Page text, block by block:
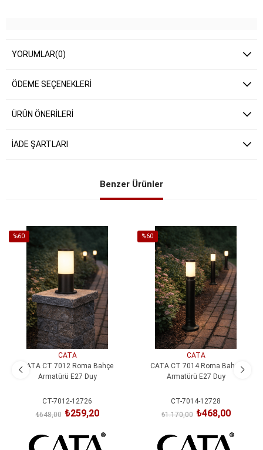
YORUMLAR(0)
ÖDEME SEÇENEKLERI
ÜRÜN ÖNERILERI
İADE ŞARTLARI
Benzer Ürünler
%60
%60İndirim
CATA
CATA CT 7012 Roma Bahçe
Armatürü E27 Duy
CT-7012-12726
₺259,20
₺648,00
%60
İndirim
%60İndirim
CATA
CATA CT 7014 Roma Bahçe
Armatürü E27 Duy
CT-7014-12728
₺468,00
₺1.170,00